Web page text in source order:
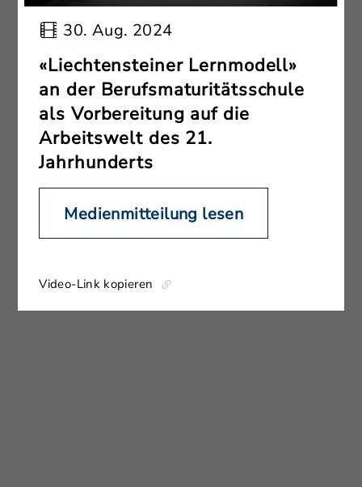
30. Aug. 2024
«Liechtensteiner Lernmodell»
an der Berufsmaturitätsschule
als Vorbereitung auf die
Arbeitswelt des 21.
Jahrhunderts
Medienmitteilung lesen
Video-Link kopieren